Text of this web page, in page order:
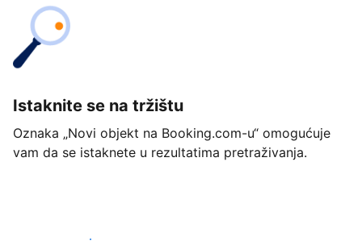
Istaknite se na tržištu
Oznaka „Novi objekt na Booking.com-u“ omogućuje
vam da se istaknete u rezultatima pretraživanja.
Započnite već danas